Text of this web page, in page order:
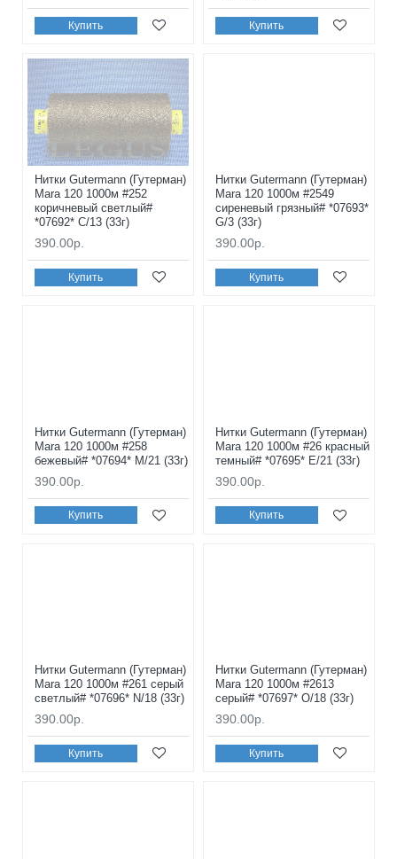
Купить Купить
Нитки Gutermann (Гутерман)
Mara 120 1000м #252
коричневый светлый#
*07692* C/13 (33г)
390.00р.
Купить
Нитки Gutermann (Гутерман)
Mara 120 1000м #2549
сиреневый грязный# *07693*
G/3 (33г)
390.00р.
Купить
Нитки Gutermann (Гутерман)
Mara 120 1000м #258
бежевый# *07694* M/21 (33г)
390.00р.
Купить
Нитки Gutermann (Гутерман)
Mara 120 1000м #26 красный
темный# *07695* E/21 (33г)
390.00р.
Купить
Нитки Gutermann (Гутерман)
Mara 120 1000м #261 серый
светлый# *07696* N/18 (33г)
390.00р.
Купить
Нитки Gutermann (Гутерман)
Mara 120 1000м #2613
серый# *07697* O/18 (33г)
390.00р.
Купить